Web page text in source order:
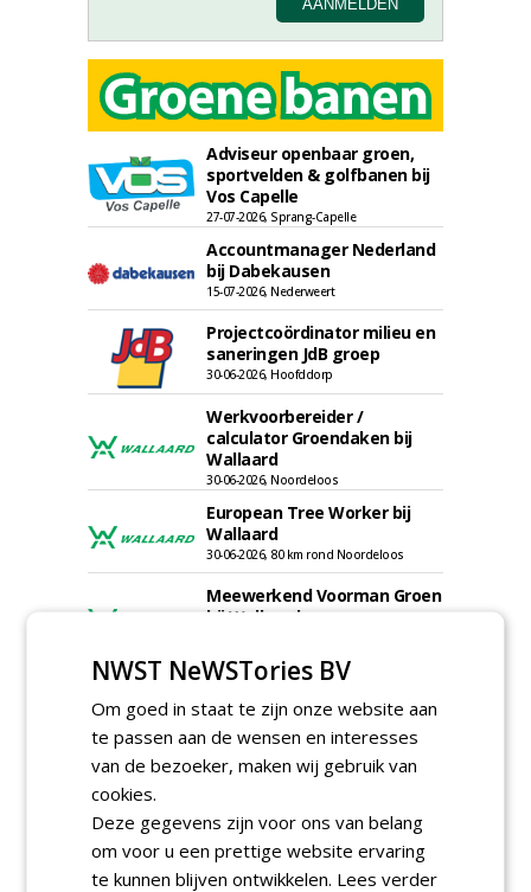
Adviseur openbaar groen,
sportvelden & golfbanen bij
Vos Capelle
27-07-2026, Sprang-Capelle
Accountmanager Nederland
bij Dabekausen
15-07-2026, Nederweert
Projectcoördinator milieu en
saneringen JdB groep
30-06-2026, Hoofddorp
Werkvoorbereider /
calculator Groendaken bij
Wallaard
30-06-2026, Noordeloos
European Tree Worker bij
Wallaard
30-06-2026, 80 km rond Noordeloos
Meewerkend Voorman Groen
bij Wallaard
Werkvoorbereider
groenbeheer (32-40 uur per
week) bij SmitsRinsma
24-06-2026, Zutphen en op project locatie
Ervaren werkvoorbereider
24-06-2026, Zutphen
meer Groene Banen
NWST NeWSTories BV
Om goed in staat te zijn onze website aan
te passen aan de wensen en interesses
van de bezoeker, maken wij gebruik van
cookies.
Deze gegevens zijn voor ons van belang
om voor u een prettige website ervaring
te kunnen blijven ontwikkelen. Lees verder